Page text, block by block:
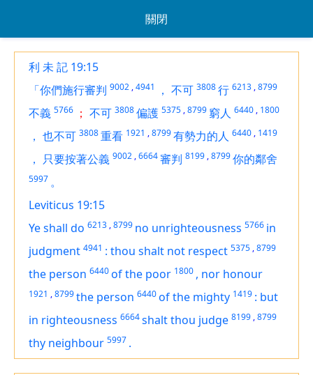
關閉
利 未 記 19:15
「你們施行審判 9002 ,4941 ， 不可 3808行 6213 ,8799
不義 5766 ； 不可 3808偏護 5375 ,8799窮人 6440 , 1800
， 也不可 3808重看 1921 ,8799有勢力的人 6440 , 1419
， 只要按著公義 9002 ,6664審判 8199 ,8799你的鄰舍
5997 。
Leviticus 19:15
Ye shall do 6213 ,8799 no unrighteousness 5766 in
judgment 4941 : thou shalt not respect 5375 ,8799
the person 6440of the poor 1800 , nor honour
1921 ,8799the person 6440of the mighty 1419 : but
in righteousness 6664shalt thou judge 8199 ,8799
thy neighbour 5997 .